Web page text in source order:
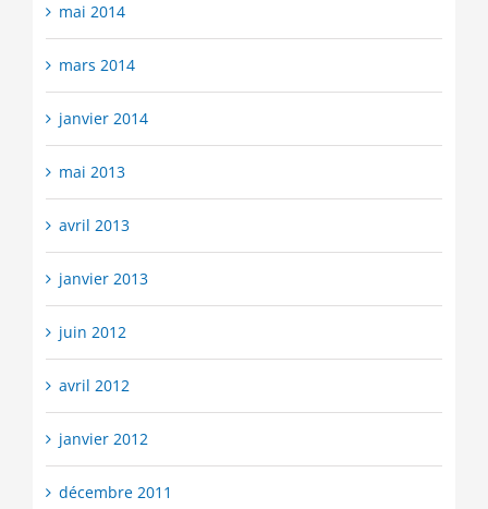
mai 2014
mars 2014
janvier 2014
mai 2013
avril 2013
janvier 2013
juin 2012
avril 2012
janvier 2012
décembre 2011